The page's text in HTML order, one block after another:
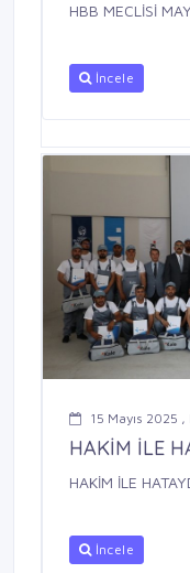
HBB MECLİSİ
İncele
15 Mayıs 2025
HAKİM İLE
HAKİM İLE
İncele